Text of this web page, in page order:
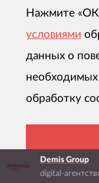
Demis Group
digital-
Нажмите
условиями
данных о
необходимых
обработку